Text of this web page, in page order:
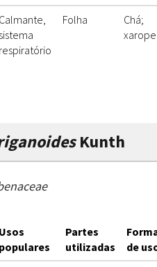
Calmante,
sistema
respiratório
Folha
Chá;
xarope
Kunth
Usos
populares
Partes
utilizadas
de